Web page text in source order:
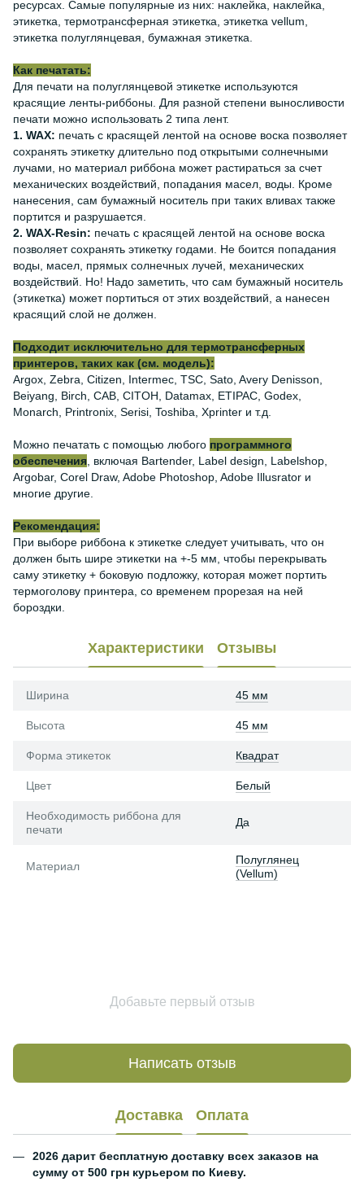
ресурсах. Самые популярные из них: наклейка, наклейка,
этикетка, термотрансферная этикетка, этикетка vellum,
этикетка полуглянцевая, бумажная этикетка.
Как печатать:
Для печати на полуглянцевой этикетке используются
красящие ленты-риббоны. Для разной степени выносливости
печати можно использовать 2 типа лент.
1. WAX: печать с красящей лентой на основе воска позволяет
сохранять этикетку длительно под открытыми солнечными
лучами, но материал риббона может растираться за счет
механических воздействий, попадания масел, воды. Кроме
нанесения, сам бумажный носитель при таких вливах также
портится и разрушается.
2. WAX-Resin: печать с красящей лентой на основе воска
позволяет сохранять этикетку годами. Не боится попадания
воды, масел, прямых солнечных лучей, механических
воздействий. Но! Надо заметить, что сам бумажный носитель
(этикетка) может портиться от этих воздействий, а нанесен
красящий слой не должен.
Подходит исключительно для термотрансферных
принтеров, таких как (см. модель):
Argox, Zebra, Citizen, Intermec, TSC, Sato, Avery Denisson,
Beiyang, Birch, CAB, CITOH, Datamax, ETIPAC, Godex,
Monarch, Printronix, Serisi, Toshiba, Xprinter и т.д.
Можно печатать с помощью любого программного
обеспечения , включая Bartender, Label design, Labelshop,
Argobar, Corel Draw, Adobe Photoshop, Adobe Illusrator и
многие другие.
Рекомендация:
При выборе риббона к этикетке следует учитывать, что он
должен быть шире этикетки на +-5 мм, чтобы перекрывать
саму этикетку + боковую подложку, которая может портить
термоголову принтера, со временем прорезая на ней
бороздки.
Характеристики Отзывы
Ширина 45 мм
Высота 45 мм
Форма этикеток Квадрат
Цвет Белый
Необходимость риббона для
печати
Да
Материал
Полуглянец
(Vellum)
Добавьте первый отзыв
Написать отзыв
Доставка Оплата
2026 дарит бесплатную доставку всех заказов на
сумму от 500 грн курьером по Киеву.